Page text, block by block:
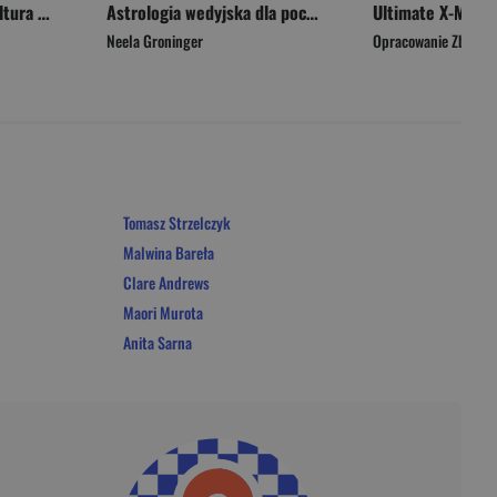
Girl on Girl. Jak popkultura zwróciła kobiety przeciw sobie Astrologia wedyjska dla początkujących. 10 kroków do interpretacji horoskopu
Neela Groninger
Ultimate X-Men.
Opracowanie
Tomasz Strzelczyk
Malwina Bareła
Clare Andrews
Maori Murota
Anita Sarna